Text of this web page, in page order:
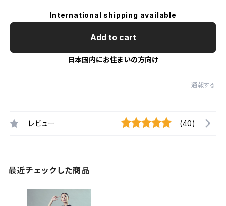
International shipping available
Add to cart
日本国内にお住まいの方向け
通報する
レビュー (40)
最近チェックした商品